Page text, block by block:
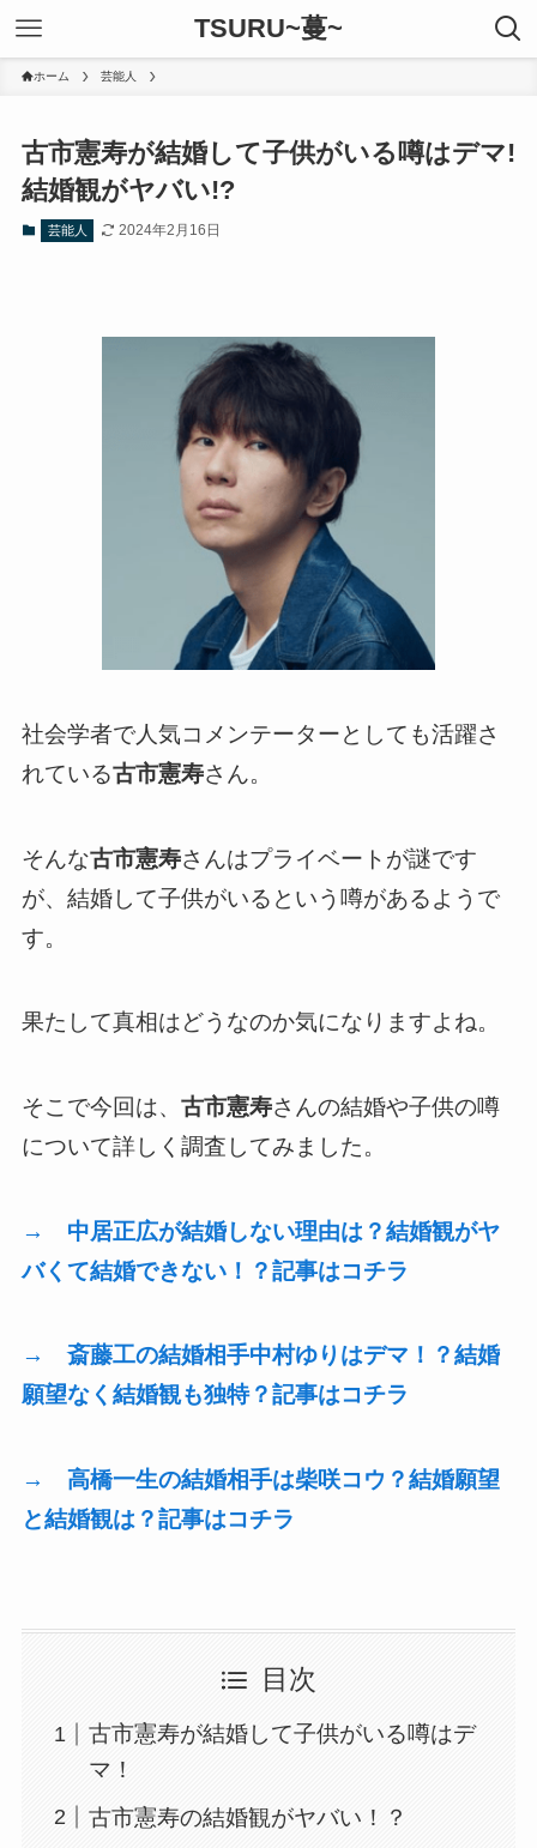
TSURU~蔓~
ホーム 芸能人
古市憲寿が結婚して子供がいる噂はデマ!
結婚観がヤバい!?
芸能人 2024年2月16日
社会学者で人気コメンテーターとしても活躍さ
れている古市憲寿さん。
そんな古市憲寿さんはプライベートが謎です
が、結婚して子供がいるという噂があるようで
す。
果たして真相はどうなのか気になりますよね。
そこで今回は、 古市憲寿さんの結婚や子供の噂
について詳しく調査してみました。
→ 中居正広が結婚しない理由は？結婚観がヤ
バくて結婚できない！？記事はコチラ
→ 斎藤工の結婚相手中村ゆりはデマ！？結婚
願望なく結婚観も独特？記事はコチラ
→ 高橋一生の結婚相手は柴咲コウ？結婚願望
と結婚観は？記事はコチラ
目次
古市憲寿が結婚して子供がいる噂はデ
マ！
古市憲寿の結婚観がヤバい！？